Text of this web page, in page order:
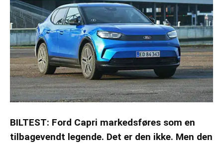
BILTEST: Ford Capri markedsføres som en
tilbagevendt legende. Det er den ikke. Men den